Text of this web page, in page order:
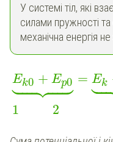
У системі тіл, які
силами пружності
механічна енергія
Ek0 + Ep0
 

  = Ek

1 2